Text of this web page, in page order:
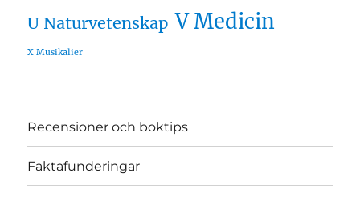
U Naturvetenskap V Medicin
X Musikalier
Recensioner och boktips
Faktafunderingar